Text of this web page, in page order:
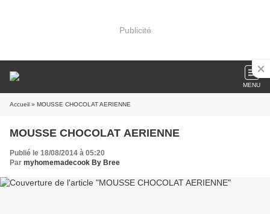
Publicité
MENU
Accueil » MOUSSE CHOCOLAT AERIENNE
MOUSSE CHOCOLAT AERIENNE
Publié le 18/08/2014 à 05:20
Par myhomemadecook By Bree